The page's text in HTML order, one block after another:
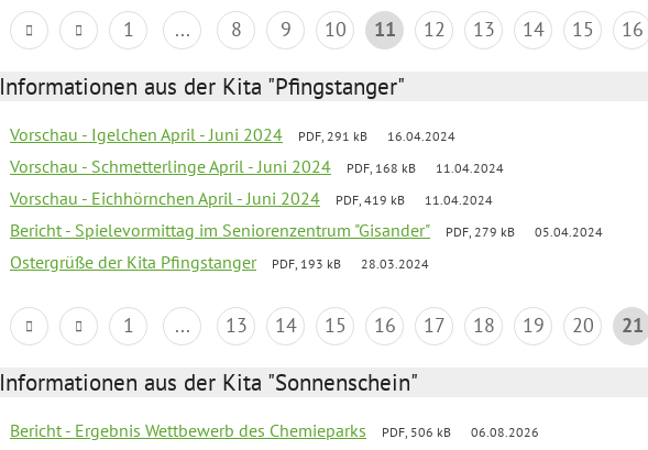
1 ... 8 9 10 11 12 13 14 15 16
Informationen aus der Kita "Pfingstanger"
Vorschau - Igelchen April - Juni 2024 PDF, 291 kB 16.04.2024
Vorschau - Schmetterlinge April - Juni 2024 PDF, 168 kB 11.04.2024
Vorschau - Eichhörnchen April - Juni 2024 PDF, 419 kB 11.04.2024
Bericht - Spielevormittag im Seniorenzentrum "Gisander" PDF, 279 kB 05.04.2024
Ostergrüße der Kita Pfingstanger PDF, 193 kB 28.03.2024
1 ... 13 14 15 16 17 18 19 20 21
Informationen aus der Kita "Sonnenschein"
Bericht - Ergebnis Wettbewerb des Chemieparks PDF, 506 kB 06.08.2026